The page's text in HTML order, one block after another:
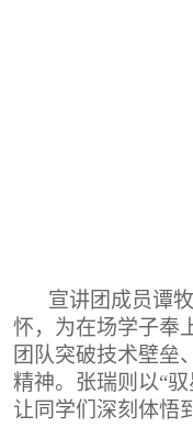
宣讲团成员谭
怀，为在场学子奉
团队突破技术壁垒
精神。张瑞则以“
让同学们深刻体悟